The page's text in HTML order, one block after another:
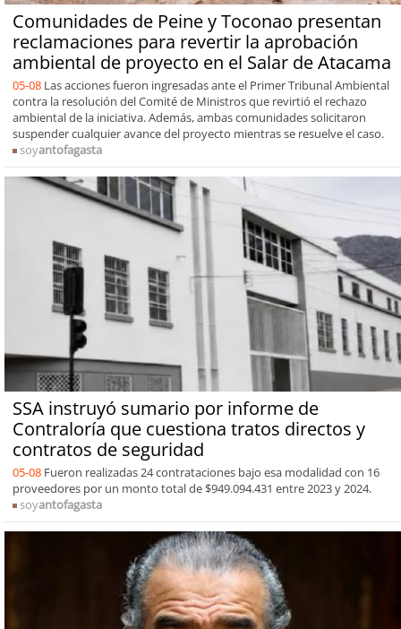
Comunidades de Peine y Toconao presentan
reclamaciones para revertir la aprobación
ambiental de proyecto en el Salar de Atacama
05-08 Las acciones fueron ingresadas ante el Primer Tribunal Ambiental
contra la resolución del Comité de Ministros que revirtió el rechazo
ambiental de la iniciativa. Además, ambas comunidades solicitaron
suspender cualquier avance del proyecto mientras se resuelve el caso.
soyantofagasta
SSA instruyó sumario por informe de
Contraloría que cuestiona tratos directos y
contratos de seguridad
05-08 Fueron realizadas 24 contrataciones bajo esa modalidad con 16
proveedores por un monto total de $949.094.431 entre 2023 y 2024.
soyantofagasta